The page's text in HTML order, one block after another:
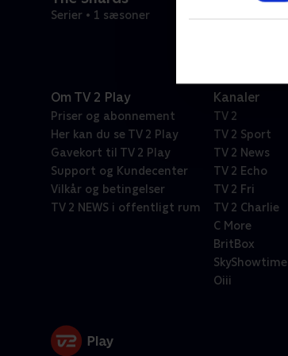
Serier • 1 sæsoner
Om TV 2 Play
Priser og abonnement
Her kan du se TV 2 Play
Gavekort til TV 2 Play
Support og Kundecenter
Vilkår og betingelser
TV 2 NEWS i offentligt rum
Kanaler
TV 2
TV 2 Sport
TV 2 News
TV 2 Echo
TV 2 Fri
TV 2 Charlie
C More
BritBox
SkyShowtime
Oiii